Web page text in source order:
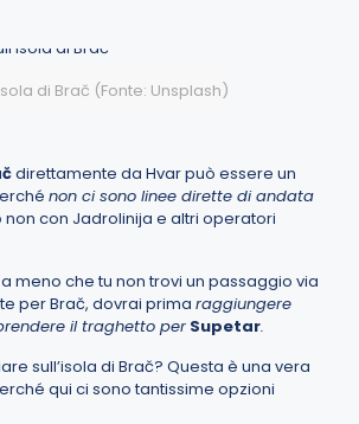
di Brač (Fonte: Unsplash)
direttamente da Hvar può essere un
non ci sono linee dirette di andata
con Jadrolinija e altri operatori
meno che tu non trovi un passaggio via
per Brač, dovrai prima raggiungere
il traghetto per Supetar.
sull’isola di Brač? Questa è una vera
qui ci sono tantissime opzioni